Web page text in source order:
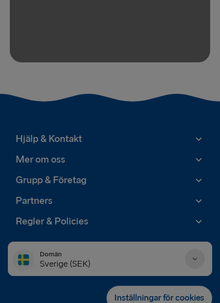
Hjälp & Kontakt
Mer om oss
Grupp & Företag
Partners
Regler & Policies
Domän
Sverige (SEK)
Inställningar för cookies